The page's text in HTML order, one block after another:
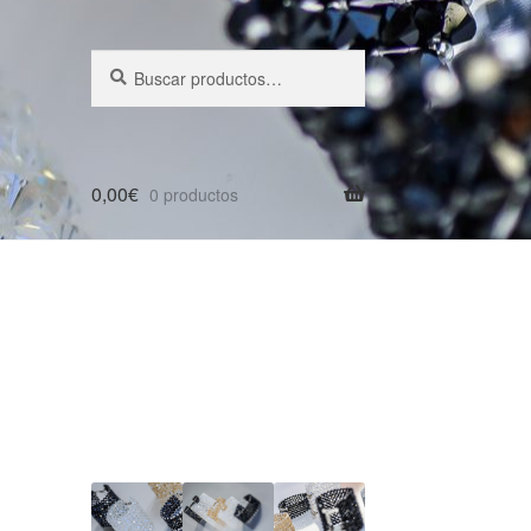
por:
0,00€ 0 productos